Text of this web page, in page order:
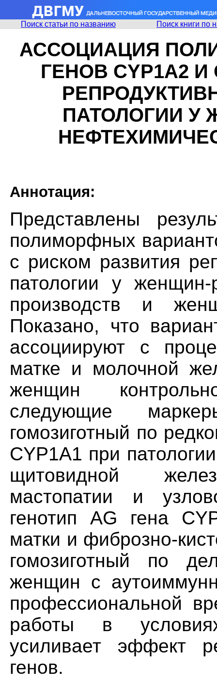
Поиск статьи по названию Поиск книги по
АССОЦИАЦИЯ
ГЕНОВ CYP1A2
ПАТОЛОГИИ У
Аннотация:
Представлены
полиморфных
с риском развития
патологии у женщин-
производств и
Показано, что
ассоциируют с
матке и молочной
женщин
следующие
гомозиготный по
CYP1A1 при
щитовидной
мастопатии и
генотип AG гена
матки и фиброзно-
гомозиготный по
женщин с
профессиональной
работы в
усиливает эффект
генов.